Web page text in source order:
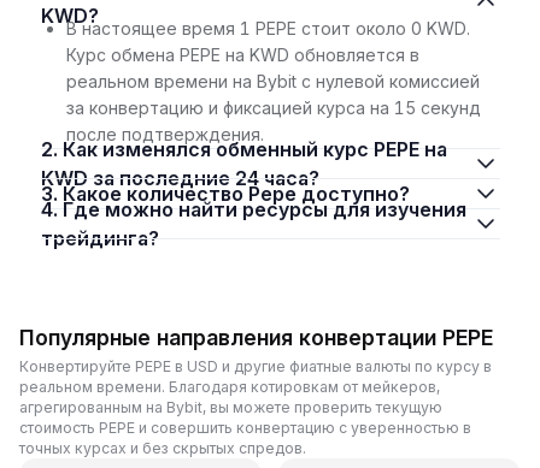
KWD?
В настоящее время 1 PEPE стоит около 0 KWD.
Курс обмена PEPE на KWD обновляется в
реальном времени на Bybit с нулевой комиссией
за конвертацию и фиксацией курса на 15 секунд
после подтверждения.
2. Как изменялся обменный курс PEPE на
KWD за последние 24 часа?
3. Какое количество Pepe доступно?
4. Где можно найти ресурсы для изучения
трейдинга?
Популярные направления конвертации PEPE
Конвертируйте PEPE в USD и другие фиатные валюты по курсу в
реальном времени. Благодаря котировкам от мейкеров,
агрегированным на Bybit, вы можете проверить текущую
стоимость PEPE и совершить конвертацию с уверенностью в
точных курсах и без скрытых спредов.